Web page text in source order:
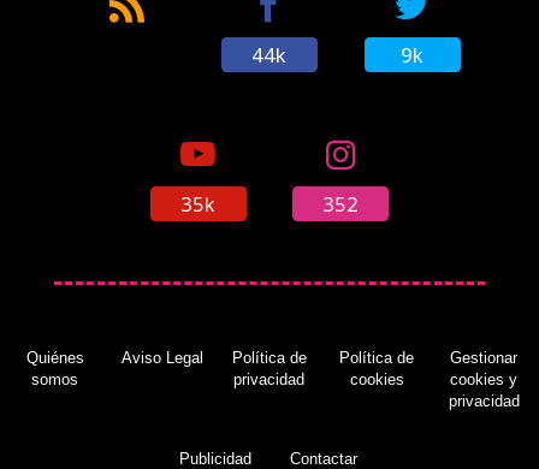
44k 9k
35k 352
Quiénes
somos
Aviso Legal
Política de
privacidad
Política de
cookies
Gestionar
cookies y
privacidad
Publicidad Contactar